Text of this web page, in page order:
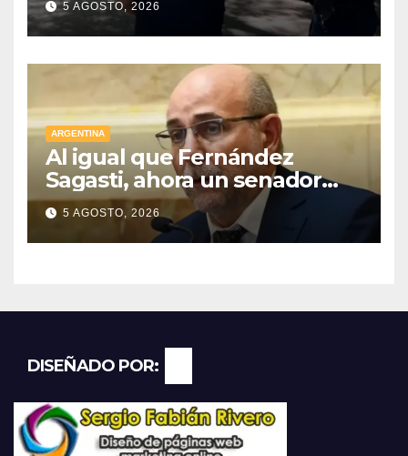
detenidos
5 AGOSTO, 2026
ARGENTINA
Al igual que Fernández
Sagasti, ahora un senador
radical pidió votar en forma
remota
5 AGOSTO, 2026
DISEÑADO POR: